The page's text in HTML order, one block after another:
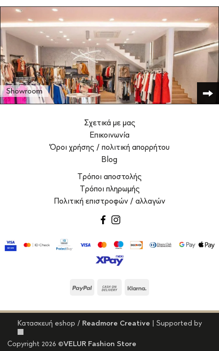
Showroom
Σχετικά με μας
Επικοινωνία
Όροι χρήσης / πολιτική απορρήτου
Blog
Τρόποι αποστολής
Τρόποι πληρωμής
Πολιτική επιστροφών / αλλαγών
facebook
instagram
PayPal
Cash
Delivery
Κατασκευή eshop / Readmore Creative | Supported by
Copyright 2026 ©VELUR Fashion Store